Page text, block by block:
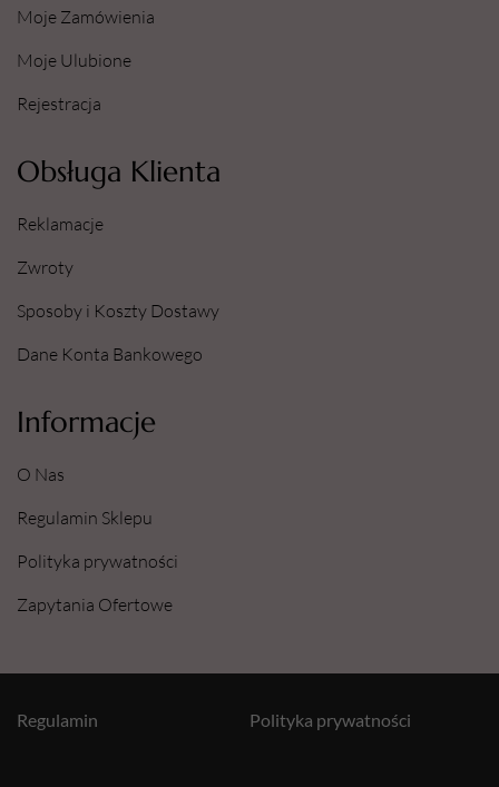
Moje Zamówienia
Moje Ulubione
Rejestracja
Obsługa Klienta
Reklamacje
Zwroty
Sposoby i Koszty Dostawy
Dane Konta Bankowego
Informacje
O Nas
Regulamin Sklepu
Polityka prywatności
Zapytania Ofertowe
Polityka prywatności
Regulamin